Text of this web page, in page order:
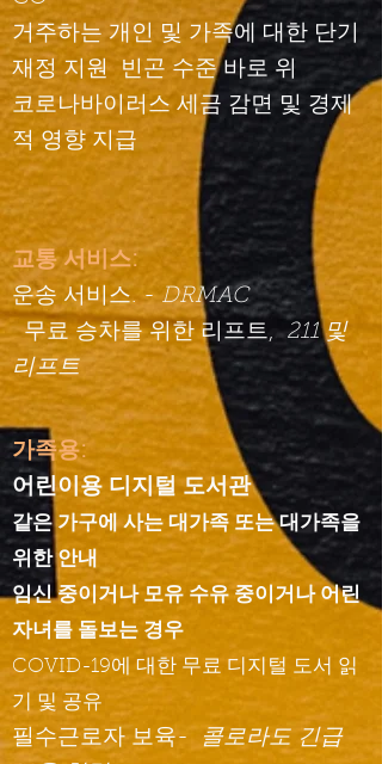
거주하는 개인 및 가족에 대한 단기
재정 지원
빈곤 수준 바로 위
코로나바이러스 세금 감면 및 경제
적 영향 지급
교통 서비스:
운송 서비스. -DRMAC
무료 승차를 위한 리프트,
211 및
리프트
가족용:​
어린이용 디지털 도서관
같은 가구에 사는 대가족 또는 대가족을
위한 안내
임신 중이거나 모유 수유 중이거나 어린
자녀를 돌보는 경우
COVID-19에 대한 무료 디지털 도서 읽
기 및 공유
필수근로자 보육-
콜로라도 긴급